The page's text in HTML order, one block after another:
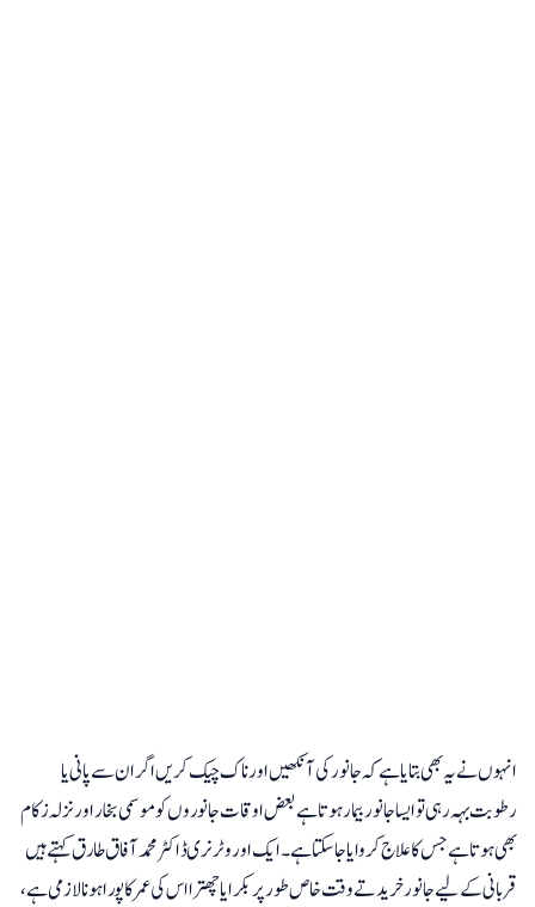
انہوں نے یہ بھی بتایا ہے کہ جانور کی آنکھیں اور ناک چیک کریں اگر ان سے پانی یا
رطوبت بہہ رہی تو ایسا جانور بیمار ہوتا ہے بعض اوقات جانوروں کو موسمی بخار اور نزلہ زکام
بھی ہوتا ہے جس کا علاج کروایا جاسکتا ہے۔ ایک اور وٹرنری ڈاکٹر محمد آفاق طارق کہتے ہیں
قربانی کے لیے جانور خریدتے وقت خاص طور پر بکرا یا چھترا اس کی عمر کا پورا ہونا لازمی ہے،